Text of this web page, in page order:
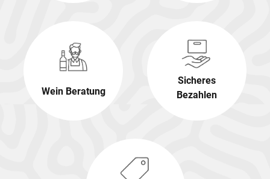
Wein Beratung
Sicheres
Bezahlen